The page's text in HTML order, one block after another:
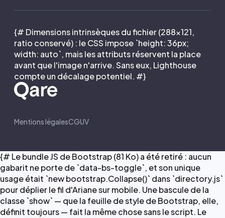
{# Dimensions intrinsèques du fichier (288×121,
ratio conservé) : le CSS impose `height: 36px;
width: auto`, mais les attributs réservent la place
avant que l'image n'arrive. Sans eux, Lighthouse
compte un décalage potentiel. #}
Mentions légalesCGUV
{# Le bundle JS de Bootstrap (81 Ko) a été retiré : aucun
gabarit ne porte de `data-bs-toggle`, et son unique
usage était `new bootstrap.Collapse()` dans `directory.js`
pour déplier le fil d'Ariane sur mobile. Une bascule de la
classe `show` — que la feuille de style de Bootstrap, elle,
définit toujours — fait la même chose sans le script. Le